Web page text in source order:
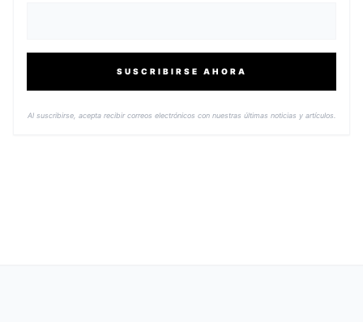
SUSCRIBIRSE AHORA
Al suscribirse, acepta recibir correos electrónicos con nuestras últimas noticias y artículos.